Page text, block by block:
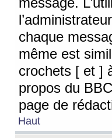
chaque
même est
crochets [ et ]
propos du
page de
Haut